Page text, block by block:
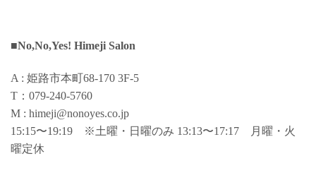
■No,No,Yes! Himeji Salon
A : 姫路市本町68-170 3F-5
T：079-240-5760
M : himeji@nonoyes.co.jp
15:15〜19:19 ※土曜・日曜のみ 13:13〜17:17 月曜・火
曜定休